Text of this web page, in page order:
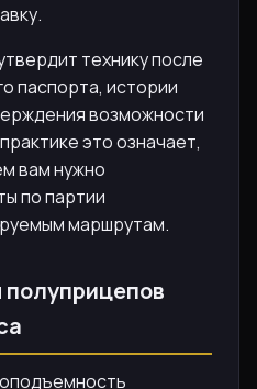
технику после
паспорта, истории
возможности
это означает,
вам нужно
по партии
маршрутам.